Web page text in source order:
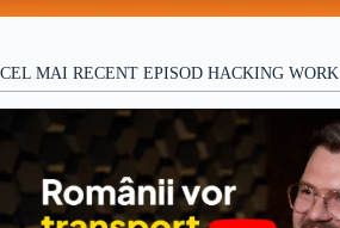
CEL MAI RECENT EPISOD HACKING WORK